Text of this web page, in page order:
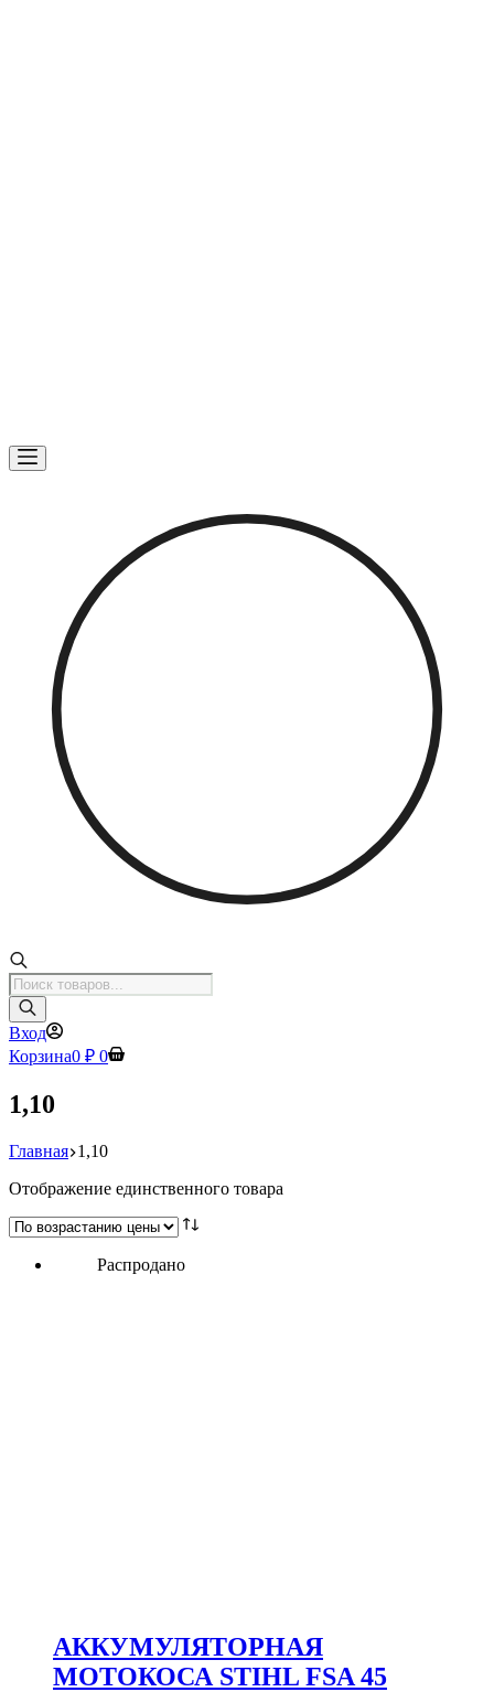
Поиск
товаров
Вход
Корзина0 ₽ 0
1,10
Главная 1,10
Отображение единственного товара
Распродано
АККУМУЛЯТОРНАЯ
МОТОКОСА STIHL FSA 45